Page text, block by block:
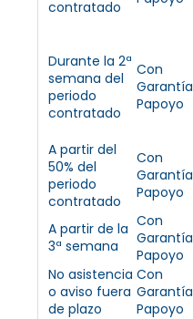
contratado
Durante la 2ª
semana del
periodo
contratado
Con
Garantía
Papoyo
A partir del
50% del
periodo
contratado
Con
Garantía
Papoyo
A partir de la
3ª semana
Con
Garantía
Papoyo
No asistencia
o aviso fuera
de plazo
Con
Garantía
Papoyo